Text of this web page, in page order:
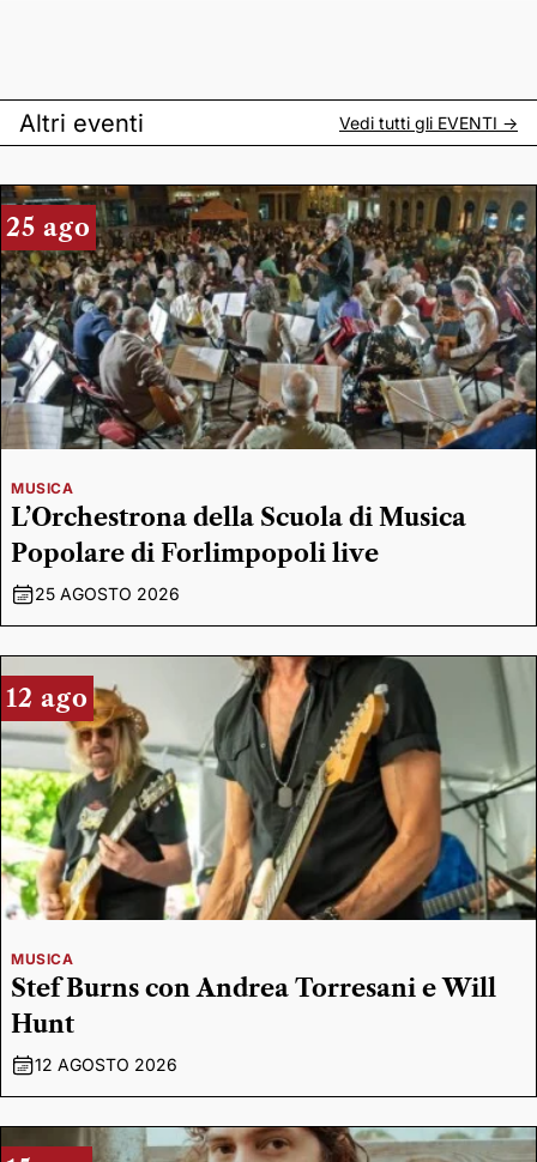
Altri eventi Vedi tutti gli EVENTI ->
25 ago
MUSICA
L’Orchestrona della Scuola di Musica
Popolare di Forlimpopoli live
25 AGOSTO 2026
12 ago
MUSICA
Stef Burns con Andrea Torresani e Will
Hunt
12 AGOSTO 2026